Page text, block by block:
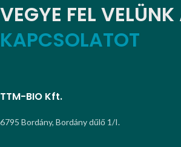
VEGYE FEL VELÜNK
KAPCSOLATOT
TTM-BIO Kft.
6795 Bordány, Bordány dűlő 1/I.